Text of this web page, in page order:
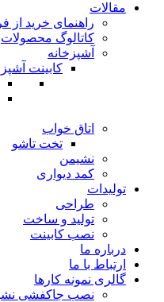
مقالات
راهنمای خرید از
کاتالوگ محصولات
آشپزخانه
کابینت
اتاق خواب
تخت تاشو
نشیمن
کمد دیواری
تولیدات
طراحی
تولید و ساخت
نصب کابینت
درباره ما
ارتباط با ما
گالری نمونه کارها
نصب جاکفشی